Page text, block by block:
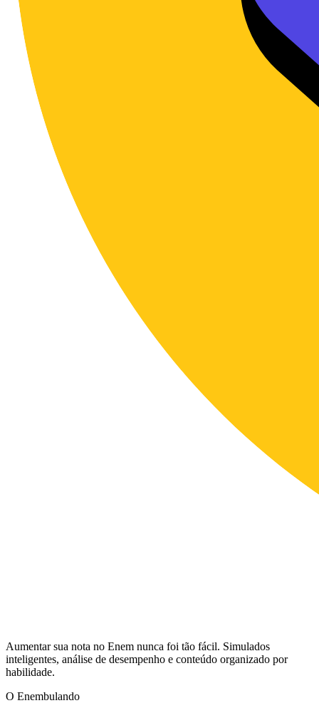
Aumentar sua nota no Enem nunca foi tão fácil. Simulados
inteligentes, análise de desempenho e conteúdo organizado por
habilidade.
O Enembulando